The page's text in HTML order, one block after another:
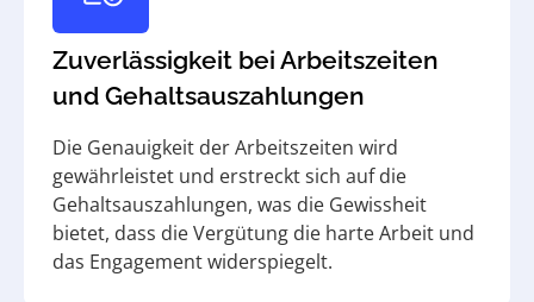
Zuverlässigkeit bei Arbeitszeiten
und Gehaltsauszahlungen
Die Genauigkeit der Arbeitszeiten wird
gewährleistet und erstreckt sich auf die
Gehaltsauszahlungen, was die Gewissheit
bietet, dass die Vergütung die harte Arbeit und
das Engagement widerspiegelt.